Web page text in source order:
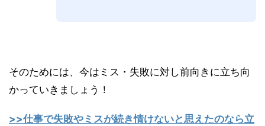
そのためには、今はミス・失敗に対し前向きに立ち向
かっていきましょう！
>>仕事で失敗やミスが続き情けないと思えたのなら立